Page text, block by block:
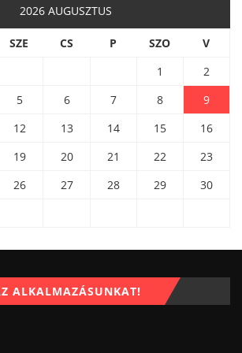
2026 AUGUSZTUS
SZE CS P SZO
V
1
2
5 6 7 8
9
12 13 14 15
16
19 20 21 22
23
26 27 28 29
30
ALKALMAZÁSUNKAT!